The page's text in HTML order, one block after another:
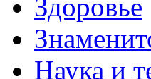
Здоровье
Наука и